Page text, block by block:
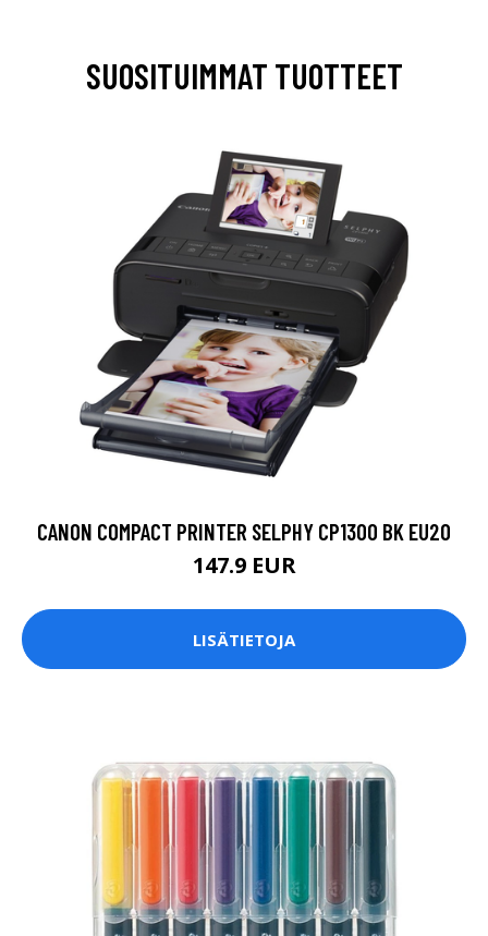
SUOSITUIMMAT TUOTTEET
CANON COMPACT PRINTER SELPHY CP1300 BK EU20
147.9 EUR
LISÄTIETOJA